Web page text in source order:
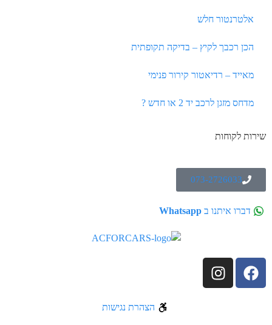
אלטרנטור חלש
הכן רכבך לקיץ – בדיקה תקופתית
מאייד – רדיאטור קירור פנימי
מדחס מזגן לרכב יד 2 או חדש ?
שירות לקוחות
073-2726033
דברו איתנו בWhatsapp
הצהרת נגישות